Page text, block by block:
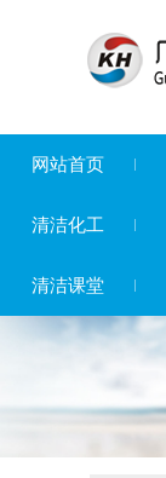
网站首页
清洁化工
清洁课堂